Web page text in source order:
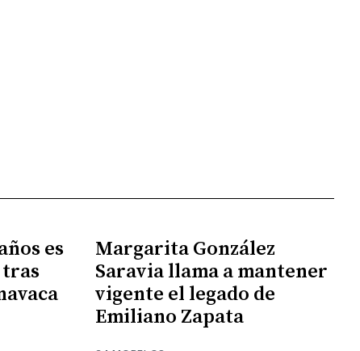
es
tras
Margarita González
Saravia llama a mantener
vigente el legado de
Emiliano Zapata